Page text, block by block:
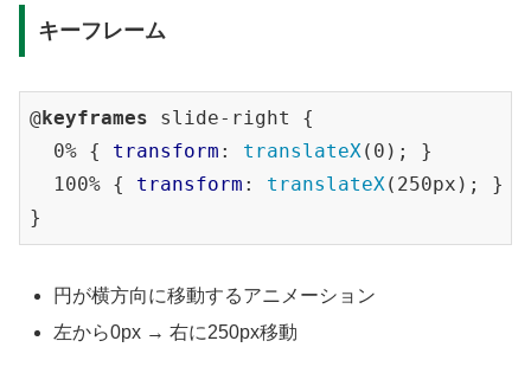
キーフレーム
@keyframes slide-right {
  0% {
transform : translateX(0); }
  100% {
transform : translateX(250px); }
円が横方向に移動するアニメーション
左から0px → 右に250px移動